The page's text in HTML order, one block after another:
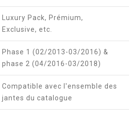
Luxury Pack, Prémium,
Exclusive, etc.
Phase 1 (02/2013-03/2016) &
phase 2 (04/2016-03/2018)
Compatible avec l'ensemble des
jantes du catalogue